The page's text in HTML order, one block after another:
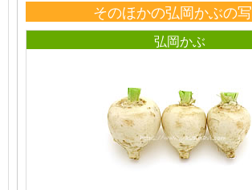
そのほかの弘岡かぶの
弘岡かぶ